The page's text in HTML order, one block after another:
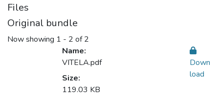
Files
Original bundle
Now showing 1 - 2 of 2
Name:
VITELA.pdf
Size:
119.03 KB
Down
load